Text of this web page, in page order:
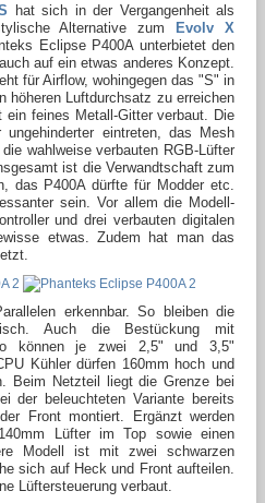
hat sich in der Vergangenheit als
Alternative zum Evolv X
Eclipse P400A unterbietet den
auf ein etwas anderes Konzept.
für Airflow, wohingegen das "S" in
höheren Luftdurchsatz zu erreichen
ein feines Metall-Gitter verbaut. Die
eintreten, das Mesh
wahlweise verbauten RGB-Lüfter
ist die Verwandtschaft zum
das P400A dürfte für Modder etc.
sein. Vor allem die Modell-
und drei verbauten digitalen
etwas. Zudem hat man das
erkennbar. So bleiben die
Auch die Bestückung mit
können je zwei 2,5" und 3,5"
Kühler dürfen 160mm hoch und
Beim Netzteil liegt die Grenze bei
der beleuchteten Variante bereits
Front montiert. Ergänzt werden
Lüfter im Top sowie einen
Modell ist mit zwei schwarzen
sich auf Heck und Front aufteilen.
Lüftersteuerung verbaut.